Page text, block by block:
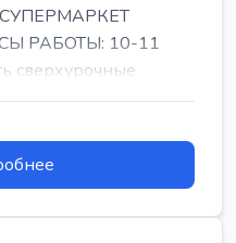
РАБОТЫ: 10-11
сверхурочные
б...